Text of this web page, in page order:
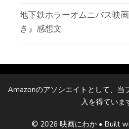
地下鉄ホラーオムニバス映
き』感想文
Amazonのアソシエイトとして、当
入を得ていま
© 2026 映画にわか • Built